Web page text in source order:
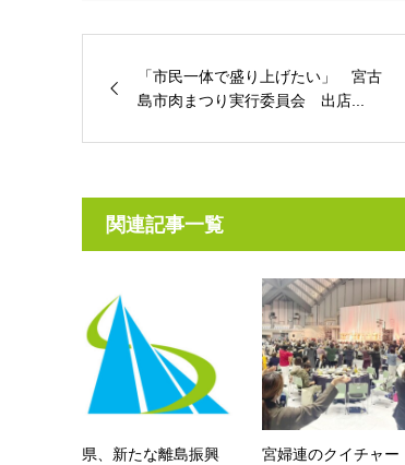
「市民一体で盛り上げたい」 宮古
島市肉まつり実行委員会 出店...
関連記事一覧
県、新たな離島振興
宮婦連のクイチャー